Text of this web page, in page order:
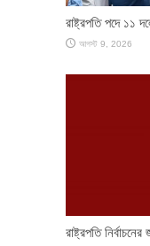
রাষ্ট্রপতি পদে ১১
আগস্ট 9, 2026
রাষ্ট্রপতি